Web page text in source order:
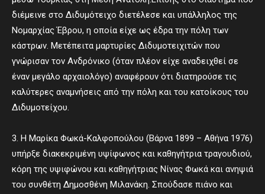
διέμεινε στο Διδυμότειχο διετέλεσε και υπάλληλος της
Νομαρχίας Έβρου, η οποία είχε ως έδρα την πόλη των
κάστρων. Μετέπειτα μαρτυρίες Διδυμοτειχιτών που
γνώρισαν τον Ανδρόνικο (όταν πλέον είχε αναδειχθεί σε
έναν μεγάλο αρχαιολόγο) αναφέρουν ότι διατηρούσε τις
καλύτερες αναμνήσεις από την πόλη και του κατοίκους του
Διδυμοτείχου.
3. Η Μαρίκα Φωκά-Καλφοπούλου (Βάρνα 1899 – Αθήνα 1976)
υπήρξε διακεκριμένη υψίφωνος και καθηγήτρια τραγουδιού,
κόρη της υψιφώνου και καθηγήτριας Νίνας Φωκά και ανηψιά
του συνθέτη Δημοσθένη Μιλανάκη. Σπούδασε πιάνο και